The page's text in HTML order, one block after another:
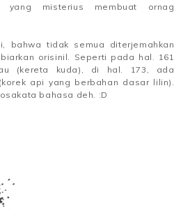
yang misterius membuat ornag
bahwa tidak semua diterjemahkan
orisinil. Seperti pada hal. 161
(kereta kuda), di hal. 173, ada
api yang berbahan dasar lilin).
bahasa deh. :D